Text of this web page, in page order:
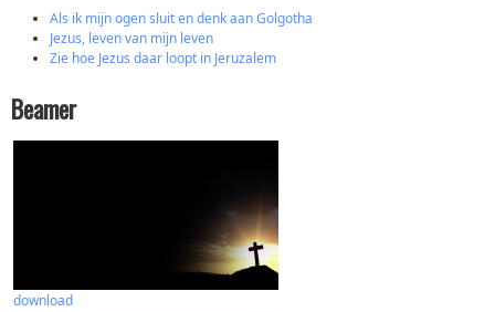
Als ik mijn ogen sluit en denk aan Golgotha
Jezus, leven van mijn leven
Zie hoe Jezus daar loopt in Jeruzalem
Beamer
download